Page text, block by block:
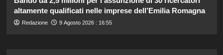
altamente qualificati nelle imprese dell’Emilia Romagna
Redazione 9 Agosto 2026 : 16:55